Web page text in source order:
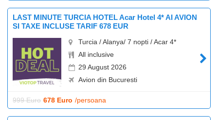
LAST MINUTE TURCIA HOTEL Acar Hotel 4* AI AVION
SI TAXE INCLUSE TARIF 678 EUR
Turcia / Alanya/ 7 nopti / Acar 4*
All inclusive
29 August 2026
Avion din Bucuresti
999 Euro 678 Euro /persoana